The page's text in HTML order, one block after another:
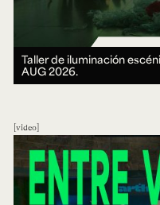
Taller de iluminación
AUG 2026.
video